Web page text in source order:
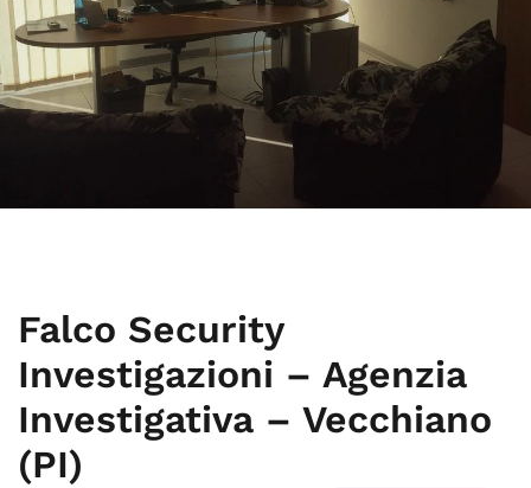
Falco Security
Investigazioni – Agenzia
Investigativa – Vecchiano
(PI)